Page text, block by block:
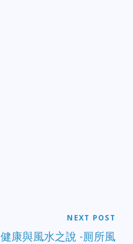
NEXT POST
健康與風水之說 -厠所風